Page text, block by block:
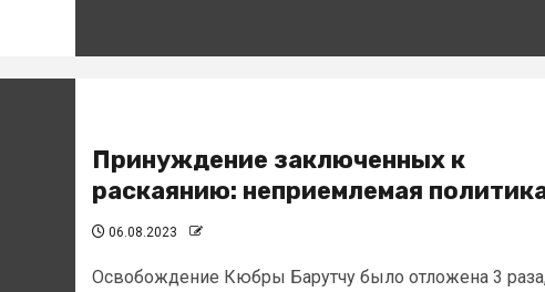
Принуждение заключенных к
раскаянию: неприемлемая
06.08.2023
Освобождение Кюбры Барутчу было отложена 3